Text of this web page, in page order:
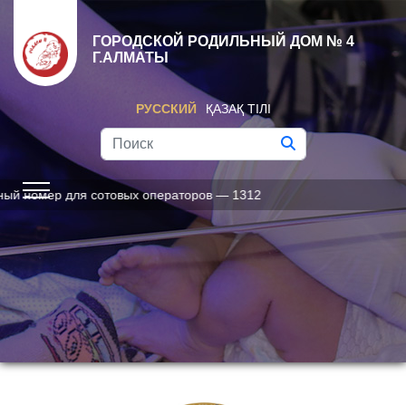
ГОРОДСКОЙ РОДИЛЬНЫЙ ДОМ № 4
Г.АЛМАТЫ
РУССКИЙ ҚАЗАҚ ТІЛІ
операторов — 1312